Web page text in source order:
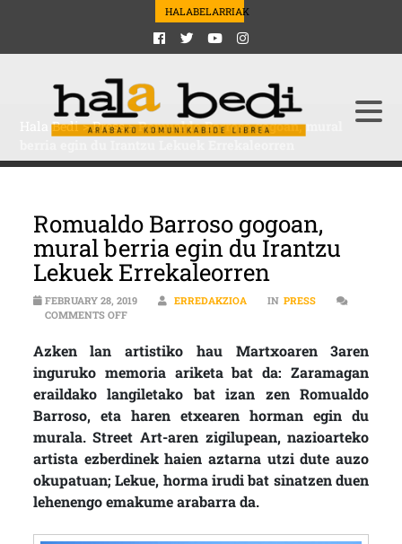
HALABELARRIAK
Hala Bedi>Press>Romualdo Barroso gogoan, mural
Romualdo Barroso gogoan,
mural berria egin du Irantzu
Lekuek Errekaleorren
FEBRUARY 28, 2019 ERREDAKZIOA IN PRESS
COMMENTS OFFON ROMUALDO BARROSO GOGOAN, MURAL BERRIA
Azken lan artistiko hau Martxoaren 3aren
inguruko memoria ariketa bat da: Zaramagan
eraildako langiletako bat izan zen Romualdo
Barroso, eta haren etxearen horman egin du
murala. Street Art-aren zigilupean, nazioarteko
artista ezberdinek haien aztarna utzi dute auzo
okupatuan; Lekue, horma irudi bat sinatzen duen
lehenengo emakume arabarra da.